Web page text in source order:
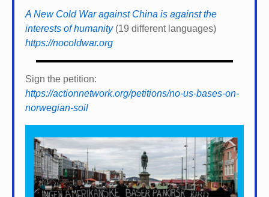
A New Cold War against China is against the
interests of humanity(19 different languages)
https://nocoldwar.org
Sign the petition:
https://actionnetwork.org/petitions/no-us-bases-on-
norwegian-soil